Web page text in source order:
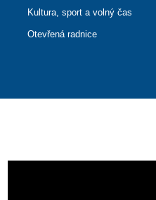
Kultura, sport a volný čas
Otevřená radnice